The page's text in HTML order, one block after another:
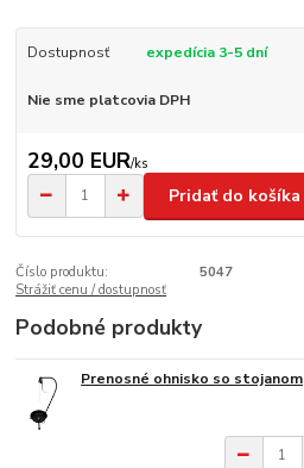
Dostupnosť expedícia 3-5 dní
Nie sme platcovia DPH
29,00 EUR/ks
Pridať do košíka
Číslo produktu:
5047
Strážiť cenu / dostupnosť
Podobné produkty
Prenosné ohnisko so stojanom